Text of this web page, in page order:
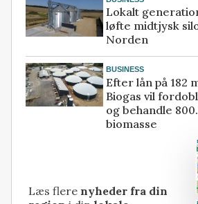
Lokalt
løfte midtjysk
Norden
BUSINESS
Efter lån på 182
Biogas vil
og behandle
biomasse
Læs flere nyheder fra din